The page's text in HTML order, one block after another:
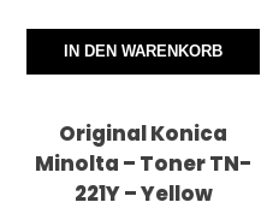
IN DEN WARENKORB
Original Konica
Minolta – Toner TN-
221Y – Yellow